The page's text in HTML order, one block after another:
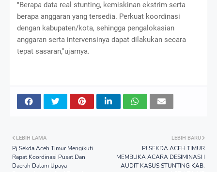
"Berapa data real stunting, kemiskinan ekstrim serta
berapa anggaran yang tersedia. Perkuat koordinasi
dengan kabupaten/kota, sehingga pengalokasian
anggaran serta intervensinya dapat dilakukan secara
tepat sasaran,"ujarnya.
LEBIH BARU
PJ SEKDA ACEH TIMUR
MEMBUKA ACARA DESIMINASI I
AUDIT KASUS STUNTING KAB.
LEBIH LAMA
Pj Sekda Aceh Timur Mengikuti
Rapat Koordinasi Pusat Dan
Daerah Dalam Upaya